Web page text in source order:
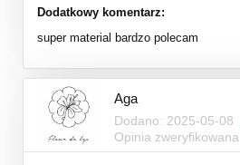
Dodatkowy komentarz:
super material bardzo polecam
Aga
Dodano: 2025-05-08
Opinia zweryfikowana